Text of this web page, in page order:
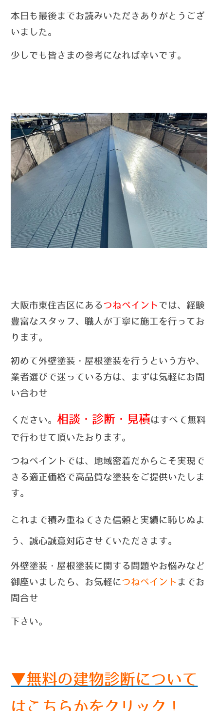
本日も最後までお読みいただきありがとうござ
いました。
少しでも皆さまの参考になれば幸いです。
大阪市東住吉区にあるつねペイント では、経験
豊富なスタッフ、職人が丁寧に施工を行ってお
ります。
初めて外壁塗装・屋根塗装を行うという方や、
業者選びで迷っている方は、まずは気軽にお問
い合わせ
ください。 相談・診断・見積はすべて無料
で行わせて頂いたおります。
つねペイントでは、 地域密着だからこそ実現で
きる適正価格で高品質な塗装をご提供いたしま
す。
これまで積み重ねてきた信頼と実績に恥じぬよ
う、誠心誠意対応させていただきます。
外壁塗装・屋根塗装に関する問題やお悩みなど
御座いましたら、お気軽につねペイント までお
問合せ
下さい。
▼無料の建物診断について
はこちらかをクリック！